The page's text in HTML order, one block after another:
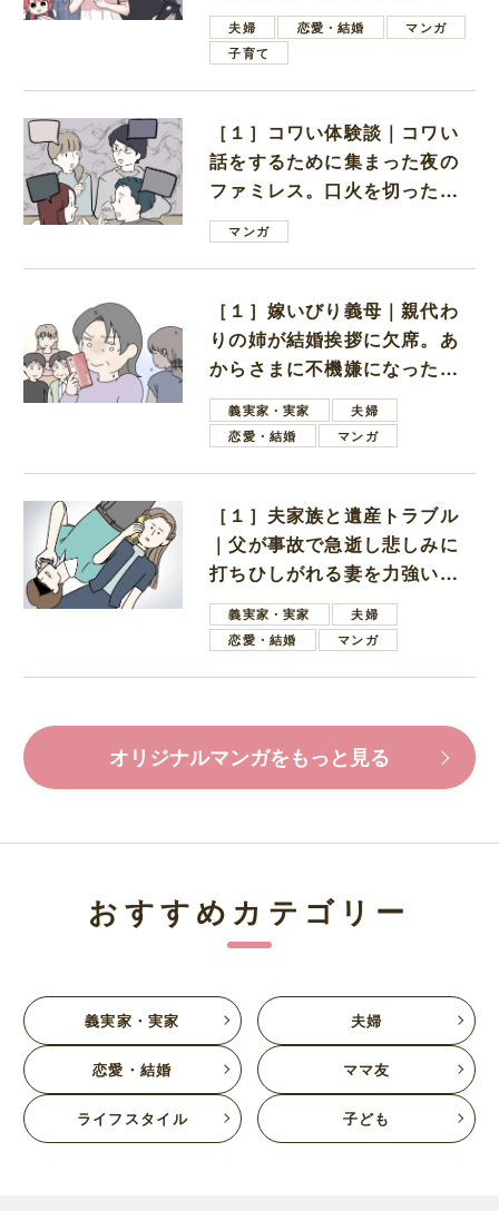
ない男子学生
夫婦 恋愛・結婚
マンガ
子育て
［１］コワい体験談｜コワい
話をするために集まった夜の
ファミレス。口火を切ったの
は電車好きの男の子ママ
マンガ
［１］嫁いびり義母｜親代わ
りの姉が結婚挨拶に欠席。あ
からさまに不機嫌になった義
母義実家・実家
夫婦
恋愛・結婚
マンガ
［１］夫家族と遺産トラブル
｜父が事故で急逝し悲しみに
打ちひしがれる妻を力強い言
葉で励ます夫
義実家・実家
夫婦
恋愛・結婚
マンガ
オリジナルマンガをもっと見る
おすすめカテゴリー
義実家・実家 夫婦
恋愛・結婚 ママ友
ライフスタイル 子ども